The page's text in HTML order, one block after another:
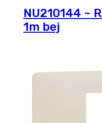
NU210144 ~
1m bej